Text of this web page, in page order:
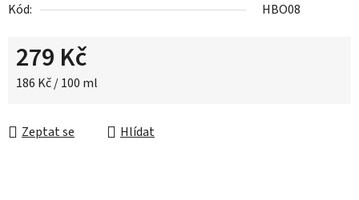
Kód:
HBO08
279 Kč
Měrná cena:
186 Kč / 100 ml
Zeptat se Hlídat